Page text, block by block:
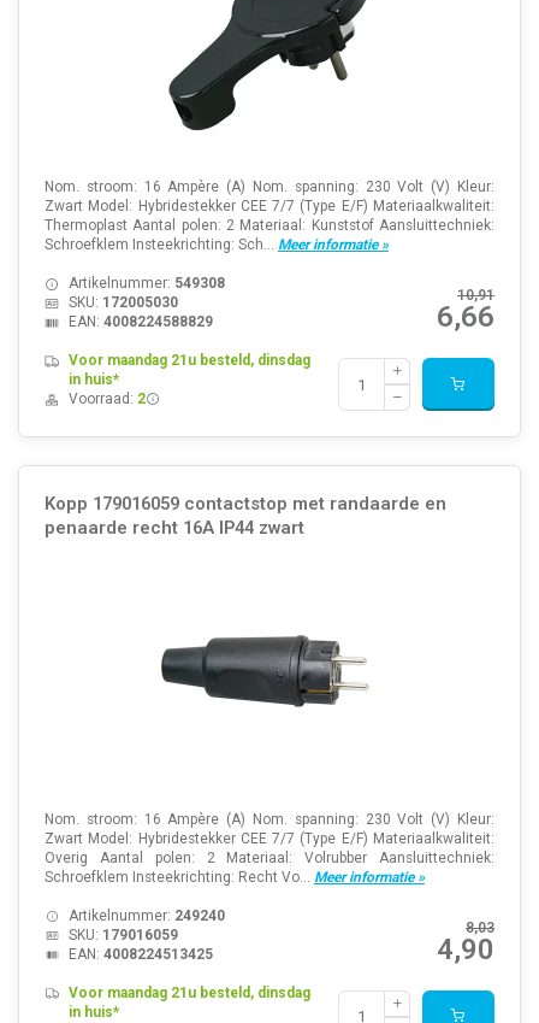
Nom. stroom: 16 Ampère (A) Nom. spanning: 230 Volt (V) Kleur:
Zwart Model: Hybridestekker CEE 7/7 (Type E/F) Materiaalkwaliteit:
Thermoplast Aantal polen: 2 Materiaal: Kunststof Aansluittechniek:
Schroefklem Insteekrichting: Sch... Meer informatie »
10,91
6,66
Artikelnummer: 549308
SKU: 172005030
EAN: 4008224588829
Voor maandag 21u besteld, dinsdag
in huis*
Voorraad: 2
Kopp 179016059 contactstop met randaarde en
penaarde recht 16A IP44 zwart
Nom. stroom: 16 Ampère (A) Nom. spanning: 230 Volt (V) Kleur:
Zwart Model: Hybridestekker CEE 7/7 (Type E/F) Materiaalkwaliteit:
Overig Aantal polen: 2 Materiaal: Volrubber Aansluittechniek:
Schroefklem Insteekrichting: Recht Vo... Meer informatie »
8,03
4,90
Artikelnummer: 249240
SKU: 179016059
EAN: 4008224513425
Voor maandag 21u besteld, dinsdag
in huis*